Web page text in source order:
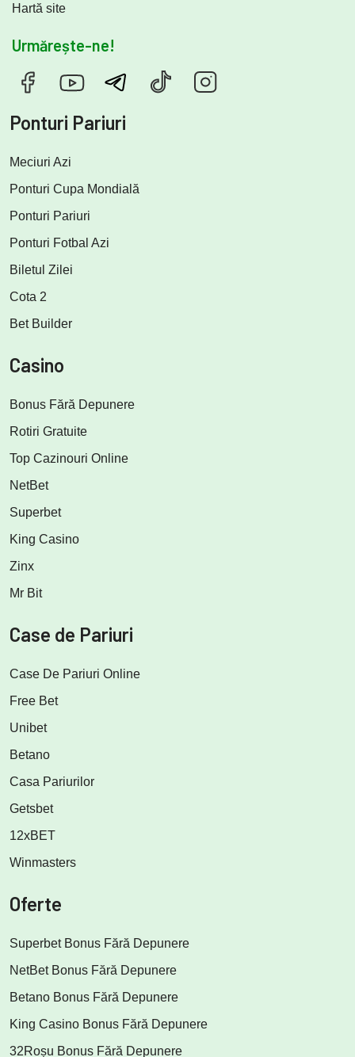
Hartă site
Urmărește-ne!
Ponturi Pariuri
Meciuri Azi
Ponturi Cupa Mondială
Ponturi Pariuri
Ponturi Fotbal Azi
Biletul Zilei
Cota 2
Bet Builder
Casino
Bonus Fără Depunere
Rotiri Gratuite
Top Cazinouri Online
NetBet
Superbet
King Casino
Zinx
Mr Bit
Case de Pariuri
Case De Pariuri Online
Free Bet
Unibet
Betano
Casa Pariurilor
Getsbet
12xBET
Winmasters
Oferte
Superbet Bonus Fără Depunere
NetBet Bonus Fără Depunere
Betano Bonus Fără Depunere
King Casino Bonus Fără Depunere
32Roșu Bonus Fără Depunere